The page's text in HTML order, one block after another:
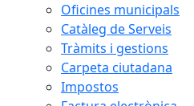
Oficines municipals
Catàleg de Serveis
Tràmits i gestions
Carpeta ciutadana
Impostos